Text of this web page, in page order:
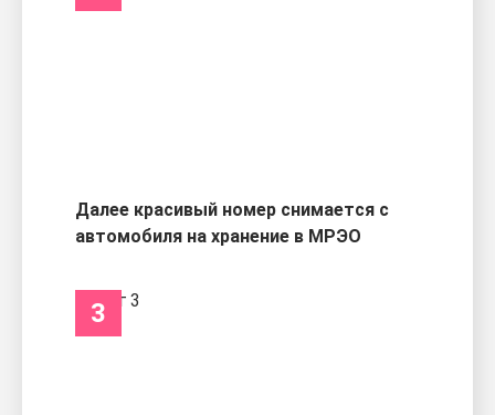
Далее красивый номер снимается с
автомобиля на хранение в МРЭО
3